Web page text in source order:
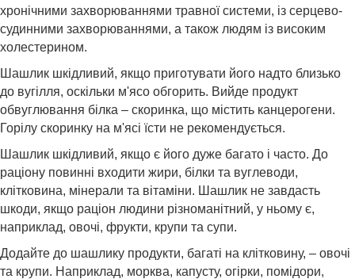
хронічними захворюваннями травної системи, із серцево-
судинними захворюваннями, а також людям із високим
холестерином.
Шашлик шкідливий, якщо приготувати його надто близько
до вугілля, оскільки м'ясо обгорить. Вийде продукт
обвуглювання білка – скоринка, що містить канцерогени.
Горілу скоринку на м'ясі їсти не рекомендується.
Шашлик шкідливий, якщо є його дуже багато і часто. До
раціону повинні входити жири, білки та вуглеводи,
клітковина, мінерали та вітаміни. Шашлик не завдасть
шкоди, якщо раціон людини різноманітний, у ньому є,
наприклад, овочі, фрукти, крупи та супи.
Додайте до шашлику продукти, багаті на клітковину, – овочі
та крупи. Наприклад, морква, капусту, огірки, помідори,